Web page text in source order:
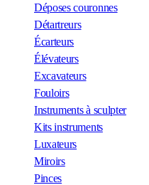
Déposes couronnes
Détartreurs
Écarteurs
Élévateurs
Excavateurs
Fouloirs
Instruments à sculpter
Kits instruments
Luxateurs
Miroirs
Pinces